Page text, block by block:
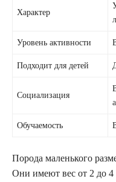
Характер
Уровень активности
Подходит для детей
Социализация
Обучаемость
Порода маленького
Они имеют вес от 2 до 4